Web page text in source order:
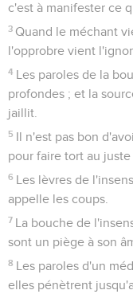
c'est à manifester ce
3 Quand le méchant
l'opprobre vient
4 Les paroles de la
profondes ; et la
jaillit.
5 Il n'est pas bon
pour faire tort au
6 Les lèvres de
appelle les coups.
7 La bouche de
sont un piège à son
8 Les paroles d'un
elles pénètrent